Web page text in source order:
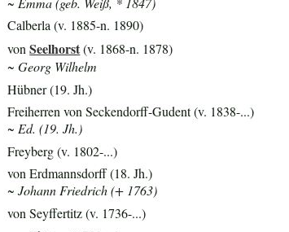
Calberla (v. 1885-n. 1890)
vonSeelhorst(v. 1868-n. 1878)
~ Georg Wilhelm
Hübner (19. Jh.)
Freiherren von Seckendorff-Gudent (v. 1838-...)
~ Ed. (19. Jh.)
Freyberg (v. 1802-...)
von Erdmannsdorff (18. Jh.)
~ Johann Friedrich (+ 1763)
von Seyffertitz (v. 1736-...)